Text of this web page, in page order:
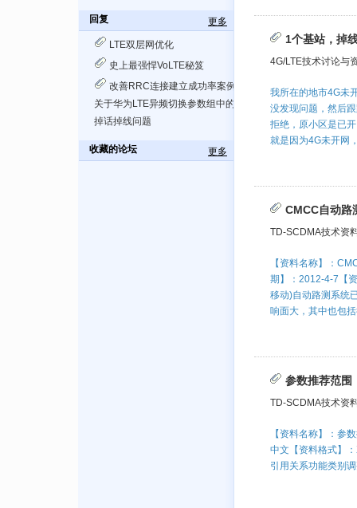
回复 更多
LTE双层网优化
史上最强悍VoLTE秘笈
改善RRC连接建立成功率案例
关于华为LTE异频切换参数组中的参数
掉话掉线问题
收藏的论坛 更多
1个基站，掉
4G/LTE技术讨论与
我所在的地市4G未
没发现问题，然后
拒绝，原小区是已
就是因为4G未开网
CMCC自动路
TD-SCDMA技术资
【资料名称】：
期】：2012-4-7【
移动)自动路测系统
响面大，其中也包
参数推荐范围
TD-SCDMA技术资
【资料名称】：参
中文【资料格式】
引用关系功能类别